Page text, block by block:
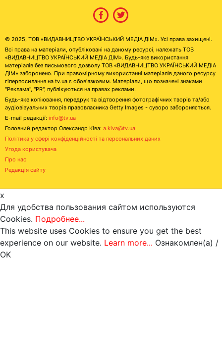
© 2025, ТОВ «ВИДАВНИЦТВО УКРАЇНСЬКИЙ МЕДІА ДІМ». Усі права захищені.
Всі права на матеріали, опубліковані на даному ресурсі, належать ТОВ
«ВИДАВНИЦТВО УКРАЇНСЬКИЙ МЕДІА ДІМ». Будь-яке використання
матеріалів без письмового дозволу ТОВ «ВИДАВНИЦТВО УКРАЇНСЬКИЙ МЕДІА
ДІМ» заборонено. При правомірному використанні матеріалів даного ресурсу
гіперпосилання на tv.ua є обов'язковим. Матеріали, що позначені знаками
"Реклама", "PR", публікуються на правах реклами.
Будь-яке копіювання, передрук та відтворення фотографічних творів та/або
аудіовізуальних творів правовласника Getty Images - суворо забороняється.
E-mail редакції: info@tv.ua
Головний редактор Олександр Ківа: a.kiva@tv.ua
Політика у сфері конфіденційності та персональних даних
Угода користувача
Про нас
Редакція сайту
x
Для удобства пользования сайтом используются
Cookies. Подробнее...
This website uses Cookies to ensure you get the best
experience on our website. Learn more... Ознакомлен(а) /
OK